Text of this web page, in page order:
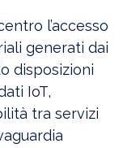
l’accesso
generati dai
disposizioni
IoT,
tra servizi